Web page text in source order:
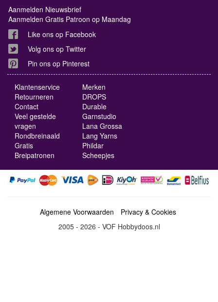
Aanmelden Nieuwsbrief
Aanmelden Gratis Patroon op Maandag
Like ons op Facebook
Volg ons op Twitter
Pin ons op Pinterest
Klantenservice
Retourneren
Contact
Veel gestelde
vragen
Rondbreinaald
Gratis
Breipatronen
Merken
DROPS
Durable
Garnstudio
Lana Grossa
Lang Yarns
Phildar
Scheepjes
Algemene Voorwaarden
Privacy & Cookies
2005 - 2026 - VOF Hobbydoos.nl